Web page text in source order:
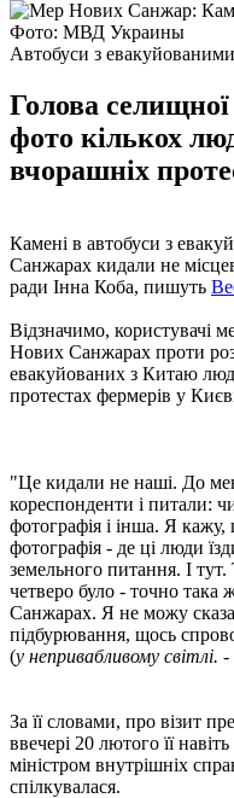
Фото: МВД Украины
Автобуси з
Голова
фото кількох
вчорашніх
Камені в автобуси з
Санжарах кидали не
ради Інна Коба, пишуть
Відзначимо, користувачі
Нових Санжарах проти
евакуйованих з Китаю
протестах фермерів у
"Це кидали не наші. До
кореспонденти і питали:
фотографія і інша. Я
фотографія - де ці люди
земельного питання. І
четверо було - точно
Санжарах. Я не можу
підбурювання, щось
(у непривабливому світлі.
За її словами, про візит
ввечері 20 лютого її
міністром внутрішніх
спілкувалася.